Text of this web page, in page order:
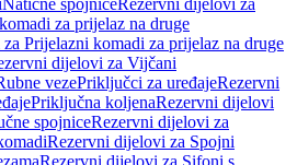
Natične spojniceRezervni dijelovi za
za prijelaz na druge
Prijelazni komadi za prijelaz na druge
dijelovi za Vijčani
vezePriključci za uređajeRezervni
Priključna koljenaRezervni dijelovi
spojniceRezervni dijelovi za
Rezervni dijelovi za Spojni
Rezervni dijelovi za Sifoni s